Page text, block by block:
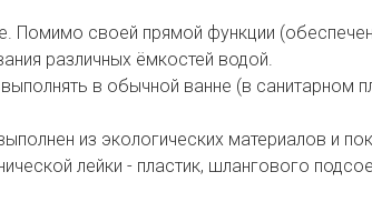
Помимо своей прямой функции
различных ёмкостей водой.
в обычной ванне (в санитарном
из экологических материалов и
лейки - пластик, шлангового